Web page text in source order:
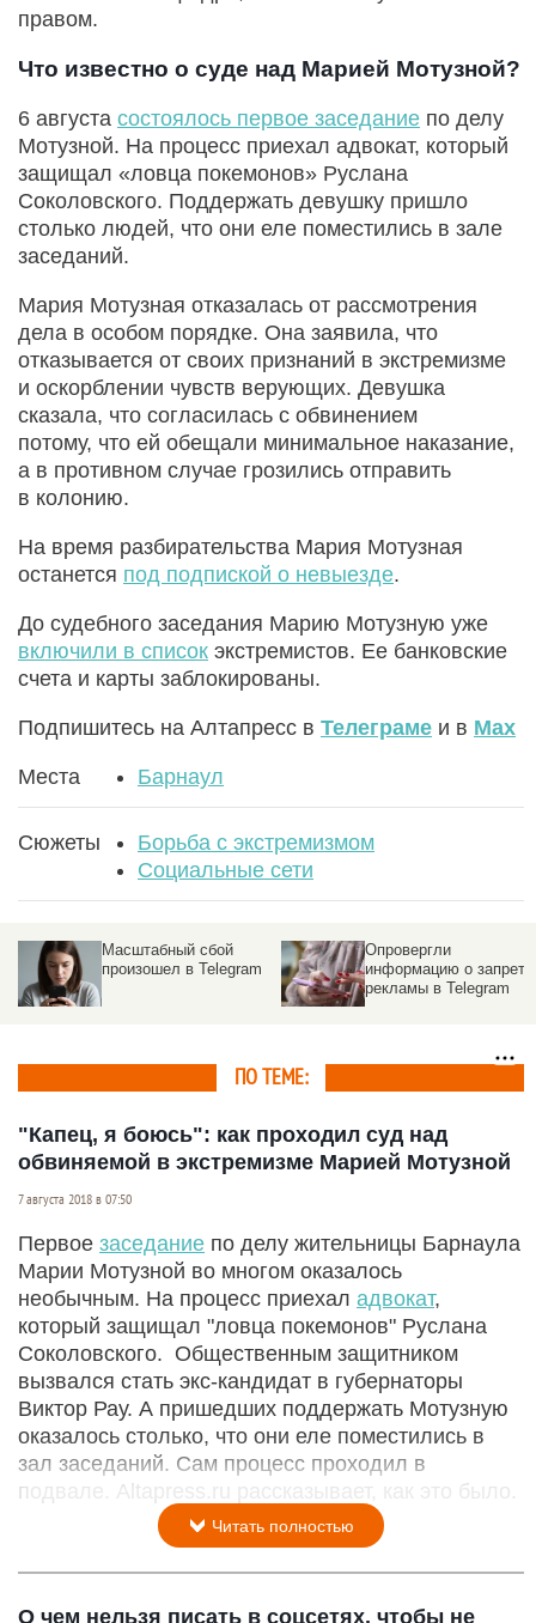
правом.
Что известно о суде над Марией Мотузной?
6 августа состоялось первое заседание по делу
Мотузной. На процесс приехал адвокат, который
защищал «ловца покемонов» Руслана
Соколовского. Поддержать девушку пришло
столько людей, что они еле поместились в зале
заседаний.
Мария Мотузная отказалась от рассмотрения
дела в особом порядке. Она заявила, что
отказывается от своих признаний в экстремизме
и оскорблении чувств верующих. Девушка
сказала, что согласилась с обвинением
потому, что ей обещали минимальное наказание,
а в противном случае грозились отправить
в колонию.
На время разбирательства Мария Мотузная
останется под подпиской о невыезде.
До судебного заседания Марию Мотузную уже
включили в список экстремистов. Ее банковские
счета и карты заблокированы.
Подпишитесь на Алтапресс в Телеграме и в Max
Места Барнаул
Сюжеты
Борьба с экстремизмом
Социальные сети
Масштабный сбой
произошел в Telegram
Опровергли
информацию о запрете
рекламы в Telegram
ПО ТЕМЕ:
"Капец, я боюсь": как проходил суд над
обвиняемой в экстремизме Марией Мотузной
7 августа 2018 в 07:50
Первое заседание по делу жительницы Барнаула
Марии Мотузной во многом оказалось
необычным. На процесс приехал адвокат,
который защищал "ловца покемонов" Руслана
Соколовского. Общественным защитником
вызвался стать экс-кандидат в губернаторы
Виктор Рау. А пришедших поддержать Мотузную
оказалось столько, что они еле поместились в
зал заседаний. Сам процесс проходил в
подвале. Altapress.ru рассказывает, как это было.
Читать полностью
О чем нельзя писать в соцсетях, чтобы не